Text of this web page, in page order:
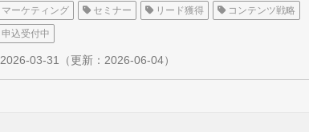
マーケティング セミナー リード獲得 コンテンツ戦略
申込受付中
2026-03-31 （更新： 2026-06-04）